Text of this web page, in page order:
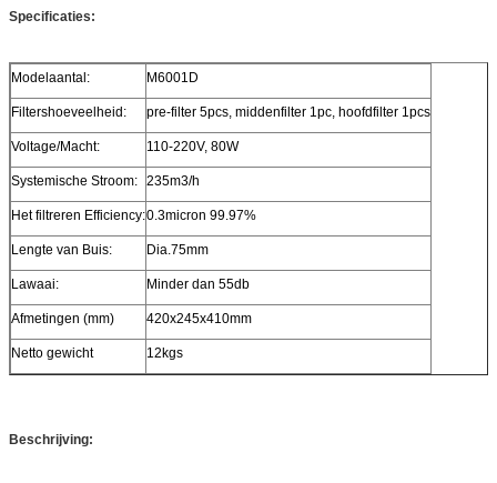
Specificaties:
Modelaantal: M6001D
Filtershoeveelheid: pre-filter 5pcs, middenfilter 1pc, hoofdfilter 1pcs
Voltage/Macht: 110-220V, 80W
Systemische Stroom: 235m3/h
Het filtreren Efficiency:0.3micron 99.97%
Lengte van Buis: Dia.75mm
Lawaai: Minder dan 55db
Afmetingen (mm) 420x245x410mm
Netto gewicht 12kgs
Beschrijving: